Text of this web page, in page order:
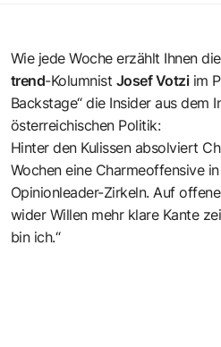
Wie jede Woche erzählt Ihnen
trend-Kolumnist Josef Votziim
Backstage“ die Insider aus dem
österreichischen Politik:
Hinter den Kulissen absolviert
Wochen eine Charmeoffensive
Opinionleader-Zirkeln. Auf
wider Willen mehr klare Kante
bin ich.“